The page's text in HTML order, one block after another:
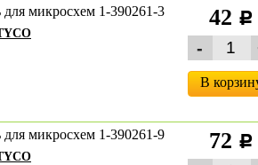
для микросхем 1-390261-3 42 c
В
для микросхем 1-390261-9 72 c